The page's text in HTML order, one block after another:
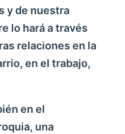
y de nuestra
lo hará a través
relaciones en la
en el trabajo,
en el
una